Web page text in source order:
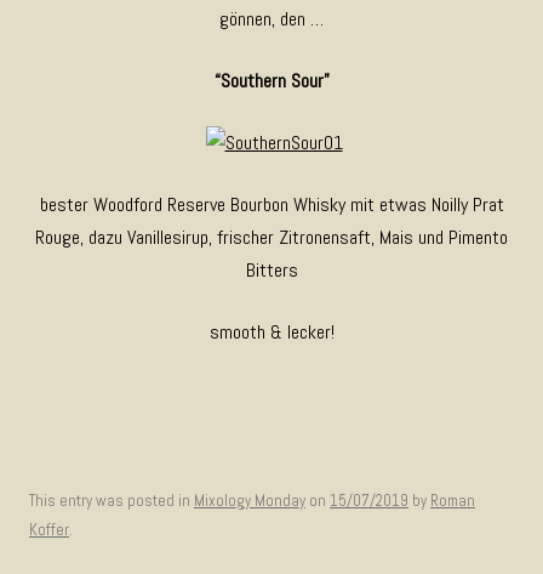
gönnen, den …
“Southern Sour”
bester Woodford Reserve Bourbon Whisky mit etwas Noilly Prat
Rouge, dazu Vanillesirup, frischer Zitronensaft, Mais und Pimento
Bitters
smooth & lecker!
This entry was posted in Mixology Monday on 15/07/2019 by Roman
Koffer.